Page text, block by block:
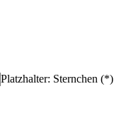
Platzhalter: Sternchen (*)